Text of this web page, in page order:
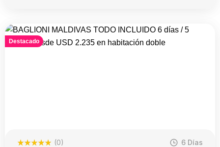
Destacado
(0) 6 Días